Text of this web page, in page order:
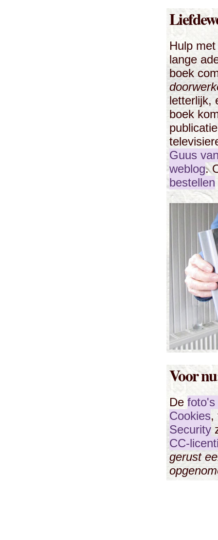
Hulp
lange
boek
letterlijk,
boek
Guus
weblog.
bestellen
Voor
Defoto's
Cookies,
Security
CC-
gerust